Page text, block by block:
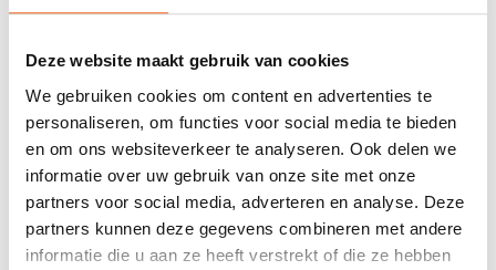
Deze website maakt gebruik van cookies
We gebruiken cookies om content en advertenties te
personaliseren, om functies voor social media te bieden
en om ons websiteverkeer te analyseren. Ook delen we
informatie over uw gebruik van onze site met onze
partners voor social media, adverteren en analyse. Deze
partners kunnen deze gegevens combineren met andere
informatie die u aan ze heeft verstrekt of die ze hebben
INFORMATIE
Deze Linder Inkas 495 is ons demomodel geweest en heeft
daardoor enkele gebruikssporen, maar ziet er nog goed uit!
Meer informatie over de Linder Inkas 495 ishierte vinden.